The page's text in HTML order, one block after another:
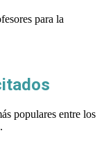
para la
populares entre los